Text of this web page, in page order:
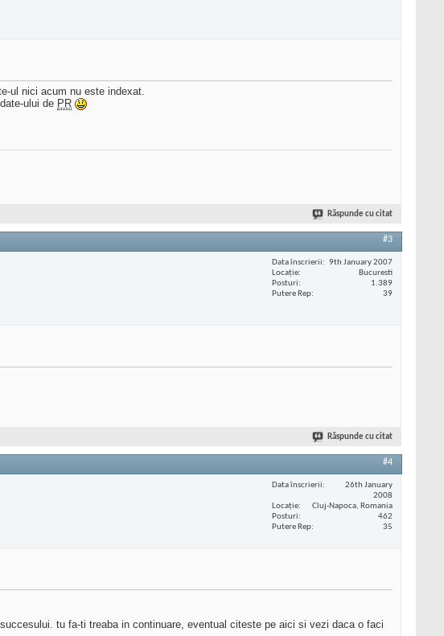
ul nici acum nu este indexat.
ului de PR
Răspunde cu citat
#3
Data înscrierii
9th January 2007
Locaţie
Bucuresti
Posturi
1.389
Putere Rep
39
Răspunde cu citat
#4
Data înscrierii
26th January
2008
Locaţie
Cluj-Napoca, Romania
Posturi
462
Putere Rep
35
tu fa-ti treaba in continuare, eventual citeste pe aici si vezi daca o faci